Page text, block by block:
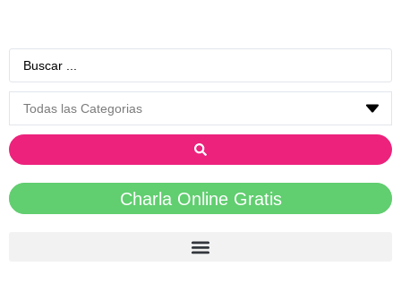
Charla Online Gratis